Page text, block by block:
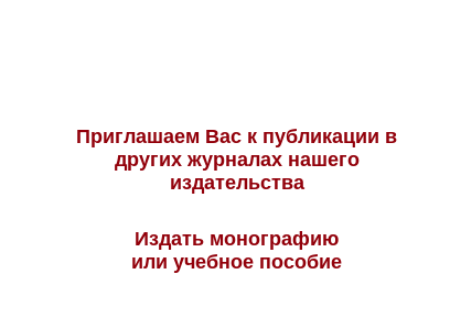
Приглашаем Вас к публикации в
других журналах нашего
издательства
Издать монографию
или учебное пособие